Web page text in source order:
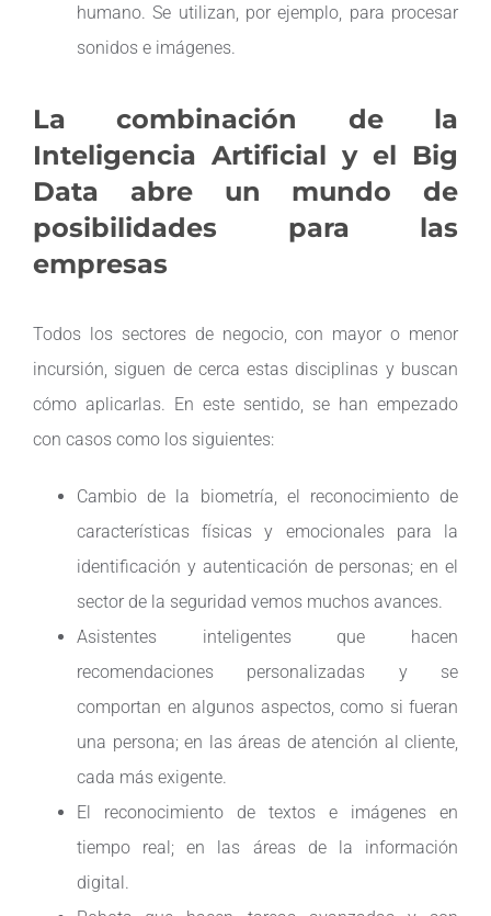
humano. Se utilizan, por ejemplo, para procesar
sonidos e imágenes.
La combinación de la
Inteligencia Artificial y el Big
Data abre un mundo de
posibilidades para las
empresas
Todos los sectores de negocio, con mayor o menor
incursión, siguen de cerca estas disciplinas y buscan
cómo aplicarlas. En este sentido, se han empezado
con casos como los siguientes:
Cambio de la biometría, el reconocimiento de
características físicas y emocionales para la
identificación y autenticación de personas; en el
sector de la seguridad vemos muchos avances.
Asistentes inteligentes que hacen
recomendaciones personalizadas y se
comportan en algunos aspectos, como si fueran
una persona; en las áreas de atención al cliente,
cada más exigente.
El reconocimiento de textos e imágenes en
tiempo real; en las áreas de la información
digital.